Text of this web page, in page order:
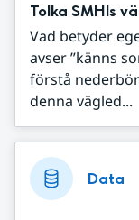
Tolka SMHIs
Vad betyder
avser ”känns
förstå
denna vägled...
Data